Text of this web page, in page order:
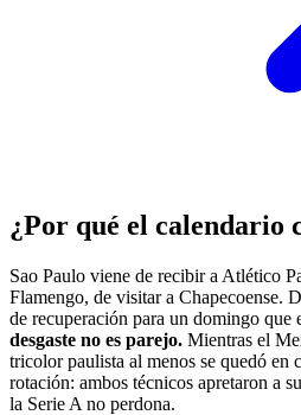
¿Por qué el calendario
Sao Paulo viene de recibir a Atlético
Flamengo, de visitar a Chapecoense.
de recuperación para un domingo que
desgaste no es parejo. Mientras el
tricolor paulista al menos se quedó en
rotación: ambos técnicos apretaron a
la Serie A no perdona.